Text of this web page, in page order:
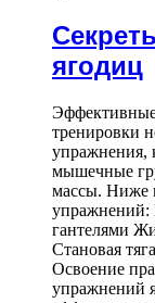
ягодиц
тренировки
упражнения,
мышечные
массы. Ниже
упражнений:
гантелями
Становая
Освоение
упражнений